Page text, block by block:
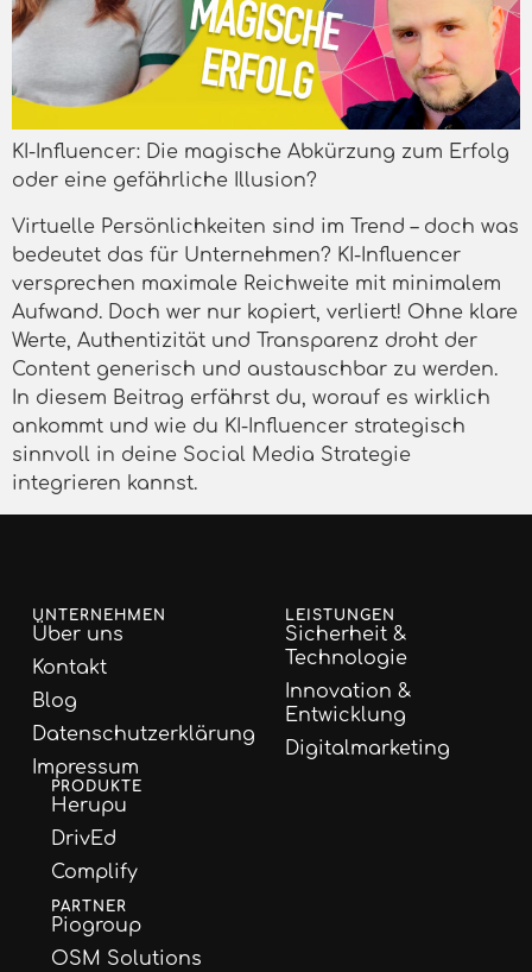
KI-Influencer: Die magische Abkürzung zum Erfolg
oder eine gefährliche Illusion?
Virtuelle Persönlichkeiten sind im Trend – doch was
bedeutet das für Unternehmen? KI-Influencer
versprechen maximale Reichweite mit minimalem
Aufwand. Doch wer nur kopiert, verliert! Ohne klare
Werte, Authentizität und Transparenz droht der
Content generisch und austauschbar zu werden.
In diesem Beitrag erfährst du, worauf es wirklich
ankommt und wie du KI-Influencer strategisch
sinnvoll in deine Social Media Strategie
integrieren kannst.
UNTERNEHMEN
Über uns
Kontakt
Blog
Datenschutzerklärung
Impressum
LEISTUNGEN
Sicherheit &
Technologie
Innovation &
Entwicklung
Digitalmarketing
PRODUKTE
Herupu
DrivEd
Complify
PARTNER
Piogroup
OSM Solutions